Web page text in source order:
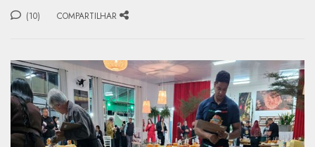
(10) COMPARTILHAR